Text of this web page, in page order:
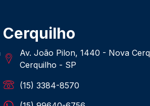
Cerquilho
Av. João Pilon, 1440 - Nova
Cerquilho - SP
(15) 3384-8570